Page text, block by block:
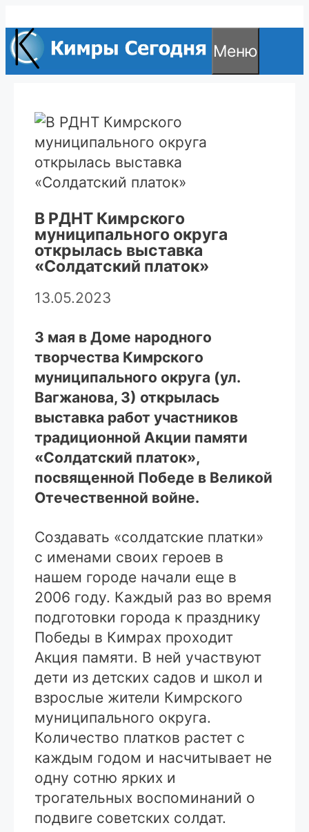
к
содержимому
Меню
В РДНТ Кимрского
муниципального округа
открылась выставка
«Солдатский платок»
13.05.2023
3 мая в Доме народного
творчества Кимрского
муниципального округа (ул.
Вагжанова, 3) открылась
выставка работ участников
традиционной Акции памяти
«Солдатский платок»,
посвященной Победе в Великой
Отечественной войне.
Создавать «солдатские платки»
с именами своих героев в
нашем городе начали еще в
2006 году. Каждый раз во время
подготовки города к празднику
Победы в Кимрах проходит
Акция памяти. В ней участвуют
дети из детских садов и школ и
взрослые жители Кимрского
муниципального округа.
Количество платков растет с
каждым годом и насчитывает не
одну сотню ярких и
трогательных воспоминаний о
подвиге советских солдат.